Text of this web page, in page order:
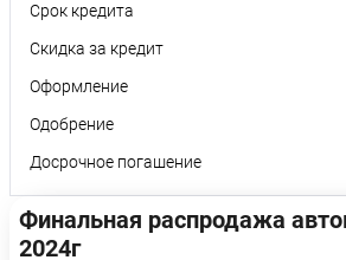
Срок кредита
Скидка за кредит
Оформление
Одобрение
Досрочное погашение
Финальная распродажа
2024г